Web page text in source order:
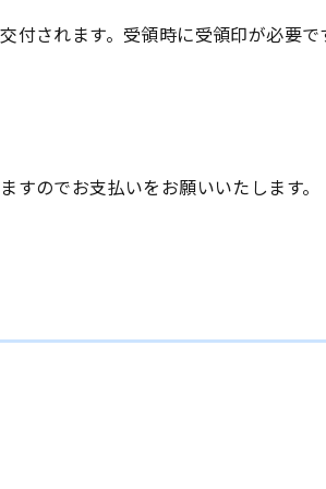
されます。受領時に受領印が必要で
のでお支払いをお願いいたします。